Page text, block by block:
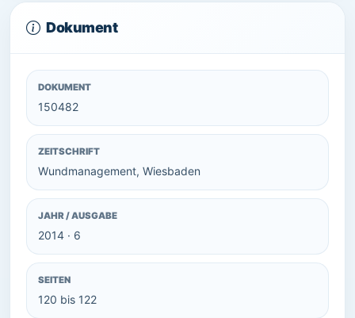
Dokument
DOKUMENT
150482
ZEITSCHRIFT
Wundmanagement, Wiesbaden
JAHR / AUSGABE
2014 · 6
SEITEN
120 bis 122